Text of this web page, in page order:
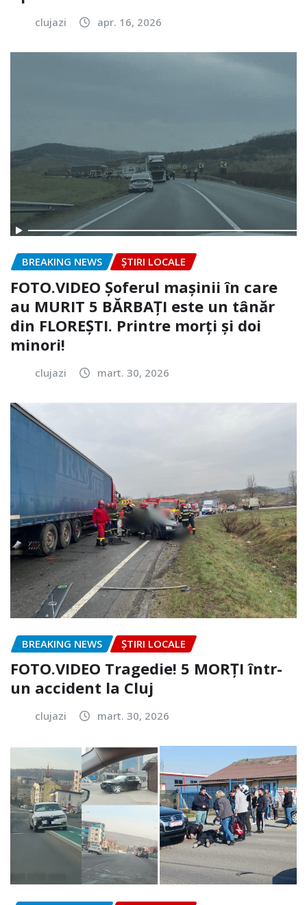
clujazi apr. 16, 2026
BREAKING NEWS ȘTIRI LOCALE
FOTO.VIDEO Șoferul mașinii în care
au MURIT 5 BĂRBAȚI este un tânăr
din FLOREȘTI. Printre morți și doi
minori!
clujazi mart. 30, 2026
BREAKING NEWS ȘTIRI LOCALE
FOTO.VIDEO Tragedie! 5 MORȚI într-
un accident la Cluj
clujazi mart. 30, 2026